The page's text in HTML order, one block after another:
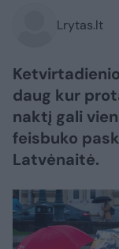
Lrytas.lt
daug kur
naktį gali
feisbuko
Latvėnaitė.